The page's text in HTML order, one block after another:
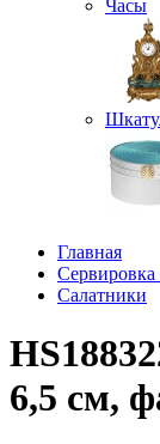
Часы
Главная
Сервировка
Салатники
6,5 см,